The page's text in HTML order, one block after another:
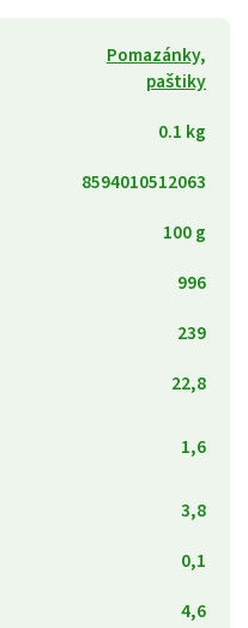
Pomazánky,
paštiky
0.1 kg
8594010512063
100 g
996
239
22,8
1,6
3,8
0,1
4,6